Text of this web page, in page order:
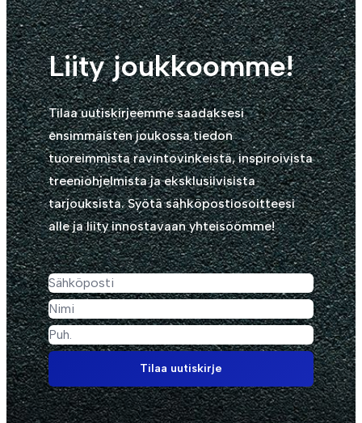
Liity joukkoomme!
Tilaa uutiskirjeemme saadaksesi
ensimmäisten joukossa tiedon
tuoreimmista ravintovinkeistä, inspiroivista
treeniohjelmista ja eksklusiivisista
tarjouksista. Syötä sähköpostiosoitteesi
alle ja liity innostavaan yhteisöömme!
Tilaa uutiskirje